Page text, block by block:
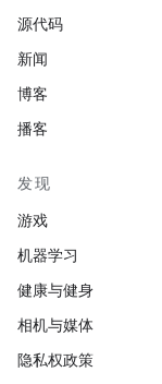
源代码
新闻
博客
播客
发现
游戏
机器学习
健康与健身
相机与媒体
隐私权政策